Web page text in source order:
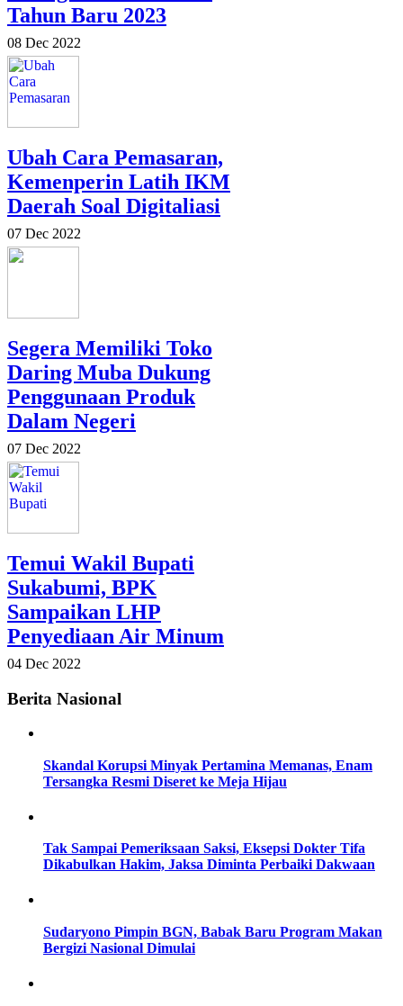
Tahun Baru 2023
08 Dec 2022
Ubah Cara Pemasaran,
Kemenperin Latih IKM
Daerah Soal Digitaliasi
07 Dec 2022
Segera Memiliki Toko
Daring Muba Dukung
Penggunaan Produk
Dalam Negeri
07 Dec 2022
Temui Wakil Bupati
Sukabumi, BPK
Sampaikan LHP
Penyediaan Air Minum
04 Dec 2022
Berita Nasional
Skandal Korupsi Minyak Pertamina Memanas, Enam
Tersangka Resmi Diseret ke Meja Hijau
Tak Sampai Pemeriksaan Saksi, Eksepsi Dokter Tifa
Dikabulkan Hakim, Jaksa Diminta Perbaiki Dakwaan
Sudaryono Pimpin BGN, Babak Baru Program Makan
Bergizi Nasional Dimulai